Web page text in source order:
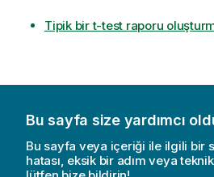
Tipik bir t-test raporu
Bu sayfa size yardımcı
Bu sayfa veya içeriği ile ilgili bir
hatası, eksik bir adım veya